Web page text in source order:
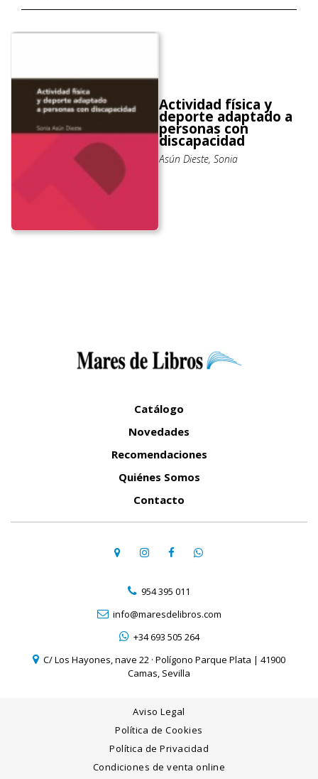
Actividad física y
deporte adaptado a
personas con
discapacidad
Asún Dieste, Sonia
Catálogo
Novedades
Recomendaciones
Quiénes Somos
Contacto
954 395 011
info@maresdelibros.com
+34 693 505 264
C/ Los Hayones, nave 22 · Polígono Parque Plata | 41900
Camas, Sevilla
Aviso Legal
Política de Cookies
Política de Privacidad
Condiciones de venta online